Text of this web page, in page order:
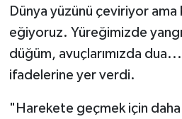
Dünya yüzünü çeviriyor ama
eğiyoruz. Yüreğimizde
düğüm, avuçlarımızda
ifadelerine yer verdi.
"Harekete geçmek için daha